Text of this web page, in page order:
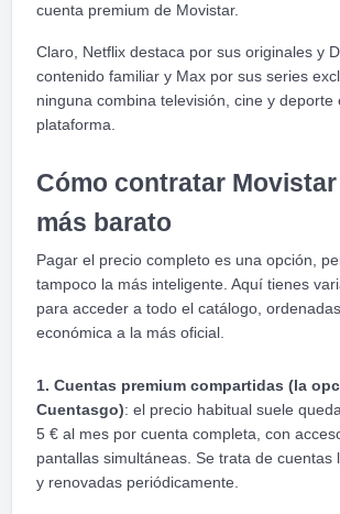
cuenta premium de Movistar.
Claro, Netflix destaca por sus originales y
contenido familiar y Max por sus series
ninguna combina televisión, cine y deporte
plataforma.
Cómo contratar
más barato
Pagar el precio completo es una opción,
tampoco la más inteligente. Aquí tienes
para acceder a todo el catálogo,
económica a la más oficial.
1. Cuentas premium compartidas (la
Cuentasgo): el precio habitual suele
5 € al mes por cuenta completa, con
pantallas simultáneas. Se trata de cuentas
y renovadas periódicamente.